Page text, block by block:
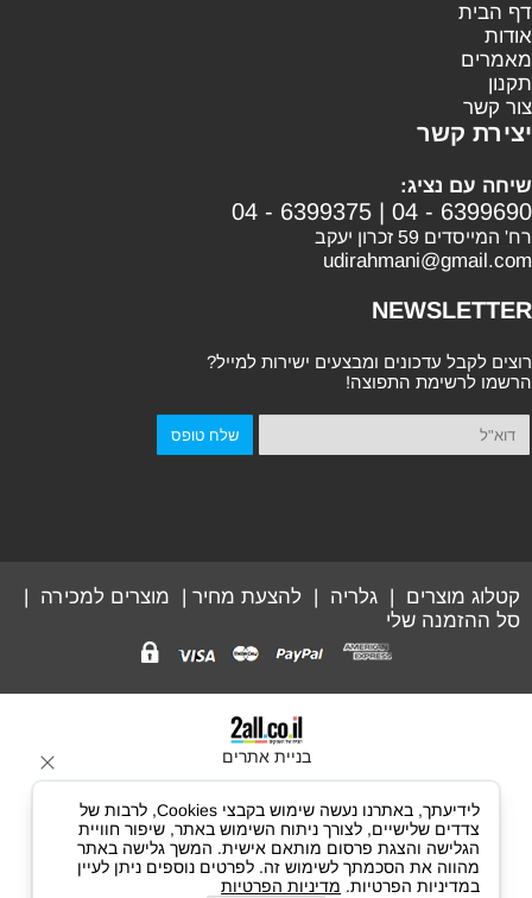
דף הבית
אודות
מאמרים
תקנון
צור קשר
יצירת קשר
שיחה עם נציג:
04 - 6399375 | 04 - 6399690
רח' המייסדים 59 זכרון יעקב
udirahmani@gmail.com
NEWSLETTER
רוצים לקבל עדכונים ומבצעים ישירות למייל?
הרשמו לרשימת התפוצה!
קטלוג מוצרים גלריה להצעת מחיר מוצרים למכירה
סל ההזמנה שלי
בניית אתרים
לידיעתך, באתרנו נעשה שימוש בקבצי Cookies, לרבות של
צדדים שלישיים, לצורך ניתוח השימוש באתר, שיפור חוויית
הגלישה והצגת פרסום מותאם אישית. המשך גלישה באתר
מהווה את הסכמתך לשימוש זה. לפרטים נוספים ניתן לעיין
במדיניות הפרטיות. מדיניות הפרטיות